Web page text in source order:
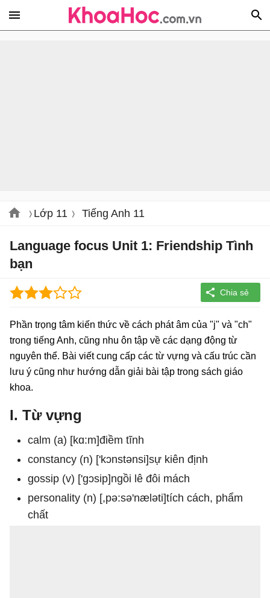
Lớp 11 Tiếng Anh 11
Language focus Unit 1: Friendship Tình
bạn
Phần trọng tâm kiến thức về cách phát âm của "j" và "ch"
trong tiếng Anh, cũng nhu ôn tập về các dạng động từ
nguyên thể. Bài viết cung cấp các từ vựng và cấu trúc cần
lưu ý cũng như hướng dẫn giải bài tập trong sách giáo
khoa.
I. Từ vựng
calm (a) [kɑ:m]điềm tĩnh
constancy (n) ['kɔnstənsi]sự kiên định
gossip (v) ['gɔsip]ngồi lê đôi mách
personality (n) [,pə:sə'næləti]tích cách, phẩm
chất